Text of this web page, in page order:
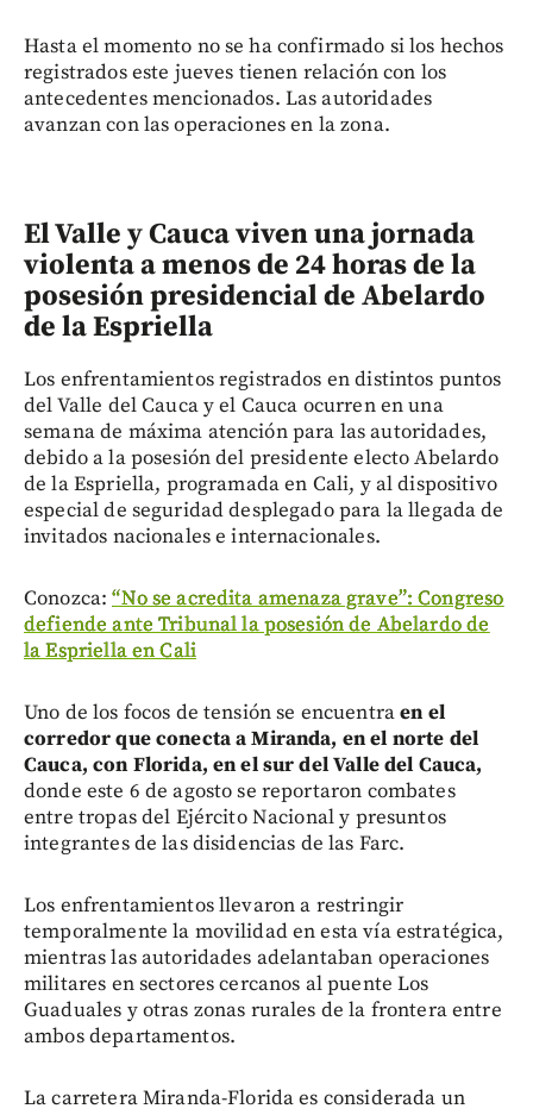
Hasta el momento no se ha confirmado si los hechos
registrados este jueves tienen relación con los
antecedentes mencionados. Las autoridades
avanzan con las operaciones en la zona.
El Valle y Cauca viven una jornada
violenta a menos de 24 horas de la
posesión presidencial de Abelardo
de la Espriella
Los enfrentamientos registrados en distintos puntos
del Valle del Cauca y el Cauca ocurren en una
semana de máxima atención para las autoridades,
debido a la posesión del presidente electo Abelardo
de la Espriella, programada en Cali, y al dispositivo
especial de seguridad desplegado para la llegada de
invitados nacionales e internacionales.
Conozca:“No se acredita amenaza grave”: Congreso
defiende ante Tribunal la posesión de Abelardo de
la Espriella en Cali
Uno de los focos de tensión se encuentraen el
corredor que conecta a Miranda, en el norte del
Cauca, con Florida, en el sur del Valle del Cauca,
donde este 6 de agosto se reportaron combates
entre tropas del Ejército Nacional y presuntos
integrantes de las disidencias de las Farc.
Los enfrentamientos llevaron a restringir
temporalmente la movilidad en esta vía estratégica,
mientras las autoridades adelantaban operaciones
militares en sectores cercanos al puente Los
Guaduales y otras zonas rurales de la frontera entre
ambos departamentos.
La carretera Miranda-Florida es considerada un